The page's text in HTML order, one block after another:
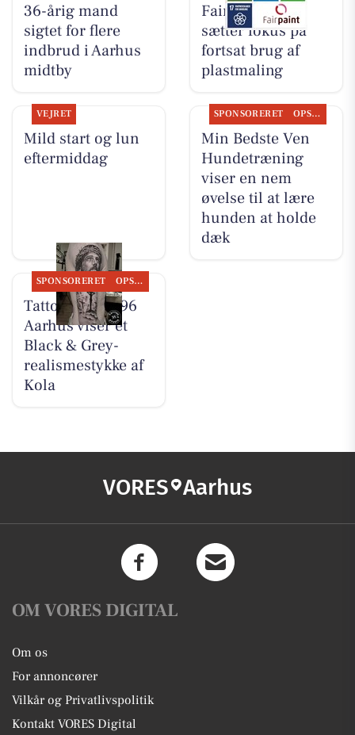
36-årig mand
sigtet for flere
indbrud i Aarhus
midtby
Fairpaint ApS
sætter fokus på
fortsat brug af
plastmaling
VEJRET
Mild start og lun
eftermiddag
SPONSORERET OPSLAGSTAVLEN
Min Bedste Ven
Hundetræning
viser en nem
øvelse til at lære
hunden at holde
dæk
SPONSORERET OPSLAGSTAVLEN
Tattoo Studio 96
Aarhus viser et
Black & Grey-
realismestykke af
Kola
VORES Aarhus
OM VORES DIGITAL
Om os
For annoncører
Vilkår og Privatlivspolitik
Kontakt VORES Digital